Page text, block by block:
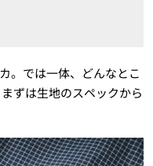
。では一体、どんなとこ
ずは生地のスペックから